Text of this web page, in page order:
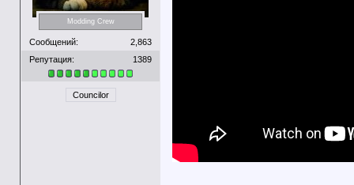
Modding Crew
Сообщений:
2,863
Репутация:
1389
Councilor